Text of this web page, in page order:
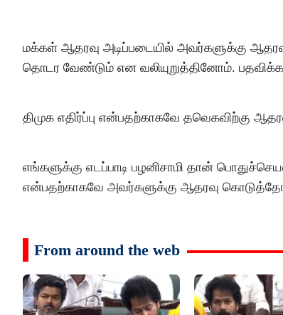
மக்கள் ஆதரவு அடிப்படையில் அவர்களுக்கு
தொடர வேண்டும் என வலியுறுத்தினோம்.
திமுக எதிர்ப்பு என்பதற்காகவே தவெகவிற்கு
எங்களுக்கு எடப்பாடி பழனிசாமி தான்
என்பதற்காகவே அவர்களுக்கு ஆதரவு
From around the web